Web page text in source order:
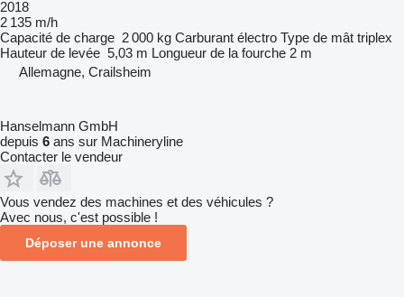
2018
2 135 m/h
Capacité de charge 2 000 kg Carburant électro Type de mât triplex
Hauteur de levée 5,03 m Longueur de la fourche 2 m
Allemagne, Crailsheim
Hanselmann GmbH
depuis 6 ans sur Machineryline
Contacter le vendeur
Vous vendez des machines et des véhicules ?
Avec nous, c'est possible !
Déposer une annonce